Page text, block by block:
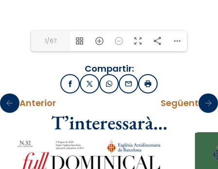
1/67
Compartir:
FacebookX / TwitterWhatsApp
EmailImprimir
Anterior Següent
T’interessarà…